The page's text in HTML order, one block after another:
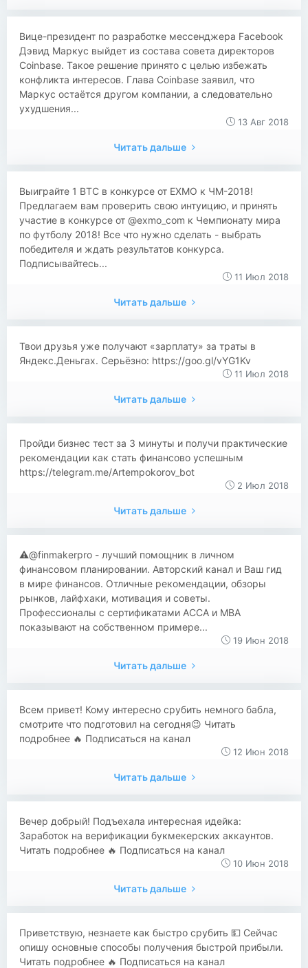
​​Вице-президент по разработке мессенджера Facebook
Дэвид Маркус выйдет из состава совета директоров
Coinbase. Такое решение принято с целью избежать
конфликта интересов. Глава Coinbase заявил, что
Маркус остаётся другом компании, а следовательно
ухудшения...
13 Авг 2018
Читать дальше
​​Выиграйте 1 BTC в конкурсе от EXMO к ЧМ-2018!
Предлагаем вам проверить свою интуицию, и принять
участие в конкурсе от @exmo_com к Чемпионату мира
по футболу 2018! Все что нужно сделать - выбрать
победителя и ждать результатов конкурса.
Подписывайтесь...
11 Июл 2018
Читать дальше
‍‍Твои друзья уже получают «зарплату» за траты в
Яндекс.Деньгах. Серьёзно: https://goo.gl/vYG1Kv
11 Июл 2018
Читать дальше
​​Пройди бизнес тест за 3 минуты и получи практические
рекомендации как стать финансово успешным
https://telegram.me/Artempokorov_bot
2 Июл 2018
Читать дальше
⚠️​​@finmakerpro - лучший помощник в личном
финансовом планировании. Авторский канал и Ваш гид
в мире финансов. Отличные рекомендации, обзоры
рынков, лайфхаки, мотивация и советы.
Профессионалы с сертификатами ACCA и MBA
показывают на собственном примере...
19 Июн 2018
Читать дальше
Всем привет! Кому интересно срубить немного бабла,
смотрите что подготовил на сегодня😉 Читать
подробнее 🔥 Подписаться на канал
12 Июн 2018
Читать дальше
Вечер добрый! Подъехала интересная идейка:
Заработок на верификации букмекерских аккаунтов.
Читать подробнее 🔥 Подписаться на канал
10 Июн 2018
Читать дальше
Приветствую, незнаете как быстро срубить 💵 Сейчас
опишу основные способы получения быстрой прибыли.
Читать подробнее 🔥 Подписаться на канал